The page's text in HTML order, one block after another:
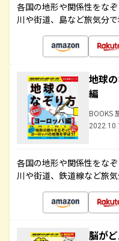
各国の地形や関係性をな
川や街道、島など旅気分
地球
編
BOOKS
各国の地形や関係性をな
川や街道、鉄道線など旅
脳が